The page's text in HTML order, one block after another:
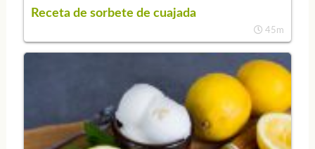
Receta de sorbete de cuajada
45m